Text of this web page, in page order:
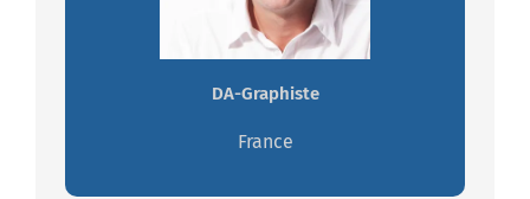
DA-Graphiste
France